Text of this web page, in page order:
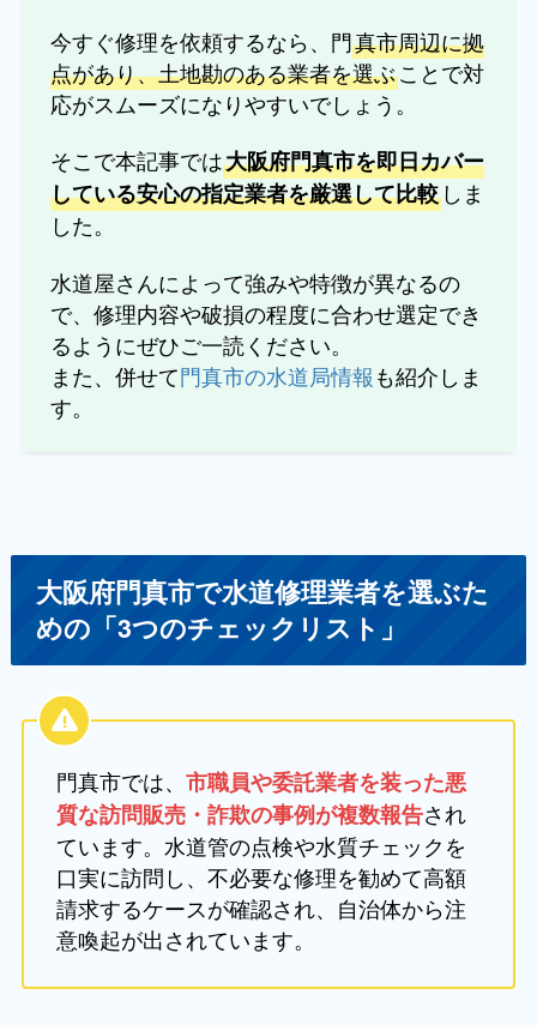
今すぐ修理を依頼するなら、門真市周辺に拠
点があり、土地勘のある業者を選ぶことで対
応がスムーズになりやすいでしょう。
そこで本記事では大阪府門真市を即日カバー
している安心の指定業者を厳選して比較 しま
した。
水道屋さんによって強みや特徴が異なるの
で、修理内容や破損の程度に合わせ選定でき
るようにぜひご一読ください。
また、併せて門真市の水道局情報も紹介しま
す。
大阪府門真市で水道修理業者を選ぶた
めの「3つのチェックリスト」
門真市では、 市職員や委託業者を装った悪
質な訪問販売・詐欺の事例が複数報告され
ています。水道管の点検や水質チェックを
口実に訪問し、不必要な修理を勧めて高額
請求するケースが確認され、自治体から注
意喚起が出されています。